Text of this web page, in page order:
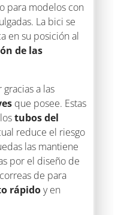
para modelos con
La bici se
en su posición al
de las
a las
que posee. Estas
tubos del
reduce el riesgo
las mantiene
por el diseño de
de para
rápidoy en